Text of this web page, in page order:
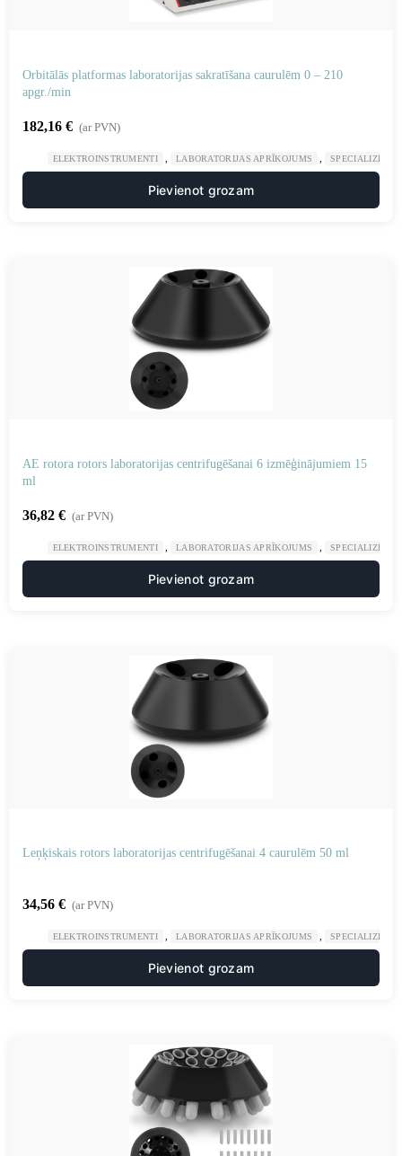
Orbitālās platformas laboratorijas sakratīšana caurulēm 0 – 210
apgr./min
182,16 € (ar PVN)
ELEKTROINSTRUMENTI LABORATORIJAS APRĪKOJUMS
Pievienot grozam
AE rotora rotors laboratorijas centrifugēšanai 6 izmēģinājumiem 15
ml
36,82 € (ar PVN)
ELEKTROINSTRUMENTI LABORATORIJAS APRĪKOJUMS
Pievienot grozam
Leņķiskais rotors laboratorijas centrifugēšanai 4 caurulēm 50 ml
34,56 € (ar PVN)
ELEKTROINSTRUMENTI LABORATORIJAS APRĪKOJUMS
Pievienot grozam